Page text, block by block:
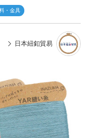
・金具
日本紐釦貿易